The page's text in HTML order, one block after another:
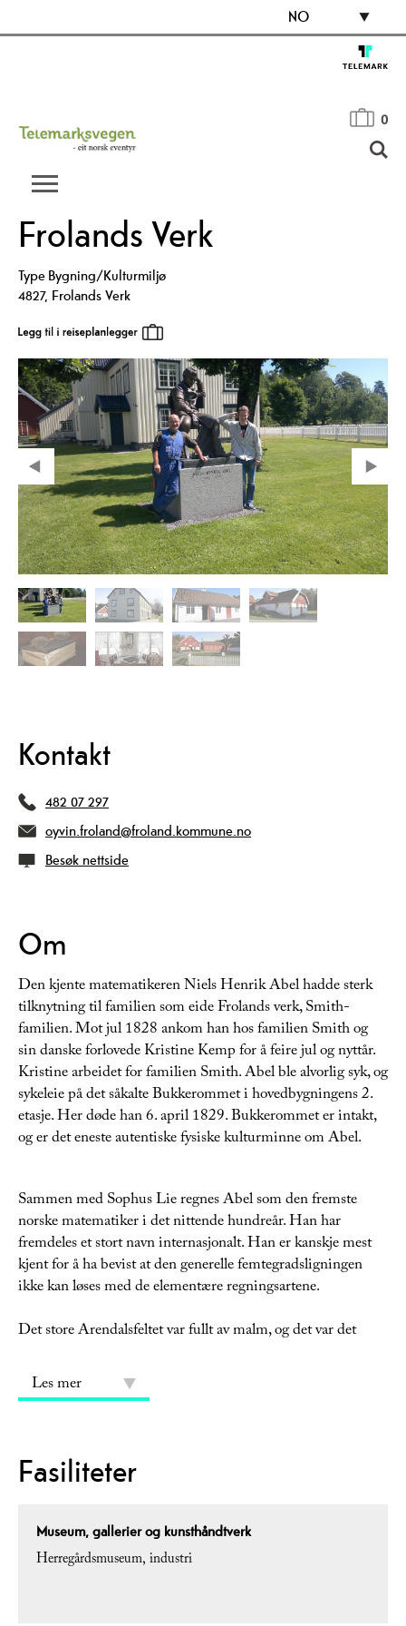
NO
0
Frolands Verk
TypeBygning/Kulturmiljø
4827, Frolands Verk
Kontakt
482 07 297
oyvin.froland@froland.kommune.no
Besøk nettside
Om
Den kjente matematikeren Niels Henrik Abel hadde sterk
tilknytning til familien som eide Frolands verk, Smith-
familien. Mot jul 1828 ankom han hos familien Smith og
sin danske forlovede Kristine Kemp for å feire jul og nyttår.
Kristine arbeidet for familien Smith. Abel ble alvorlig syk, og
sykeleie på det såkalte Bukkerommet i hovedbygningens 2.
etasje. Her døde han 6. april 1829. Bukkerommet er intakt,
og er det eneste autentiske fysiske kulturminne om Abel.
Sammen med Sophus Lie regnes Abel som den fremste
norske matematiker i det nittende hundreår. Han har
fremdeles et stort navn internasjonalt. Han er kanskje mest
kjent for å ha bevist at den generelle femtegradsligningen
ikke kan løses med de elementære regningsartene.
Det store Arendalsfeltet var fullt av malm, og det var det
Les mer
Fasiliteter
Museum, gallerier og kunsthåndtverk
Herregårdsmuseum industri